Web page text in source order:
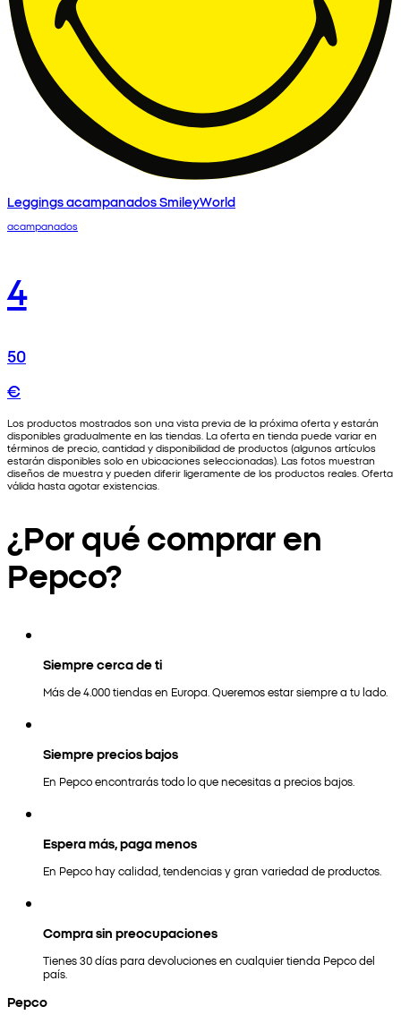
Leggings acampanados SmileyWorld
acampanados
4
50
€
Los productos mostrados son una vista previa de la próxima oferta y estarán
disponibles gradualmente en las tiendas. La oferta en tienda puede variar en
términos de precio, cantidad y disponibilidad de productos (algunos artículos
estarán disponibles solo en ubicaciones seleccionadas). Las fotos muestran
diseños de muestra y pueden diferir ligeramente de los productos reales. Oferta
válida hasta agotar existencias.
¿Por qué comprar en
Pepco?
Siempre cerca de ti
Más de 4.000 tiendas en Europa. Queremos estar siempre a tu lado.
Siempre precios bajos
En Pepco encontrarás todo lo que necesitas a precios bajos.
Espera más, paga menos
En Pepco hay calidad, tendencias y gran variedad de productos.
Compra sin preocupaciones
Tienes 30 días para devoluciones en cualquier tienda Pepco del
país.
Pepco